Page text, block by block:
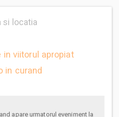
si locatia
in viitorul apropiat
in curand